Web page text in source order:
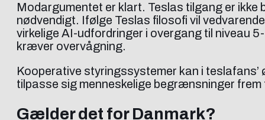
Modargumentet er klart. Teslas tilgang er ikke
nødvendigt. Ifølge Teslas filosofi vil
virkelige AI-udfordringer i overgang til niveau
kræver overvågning.
Kooperative styringssystemer kan i teslafans’
tilpasse sig menneskelige begrænsninger
Gælder det for Danmark?